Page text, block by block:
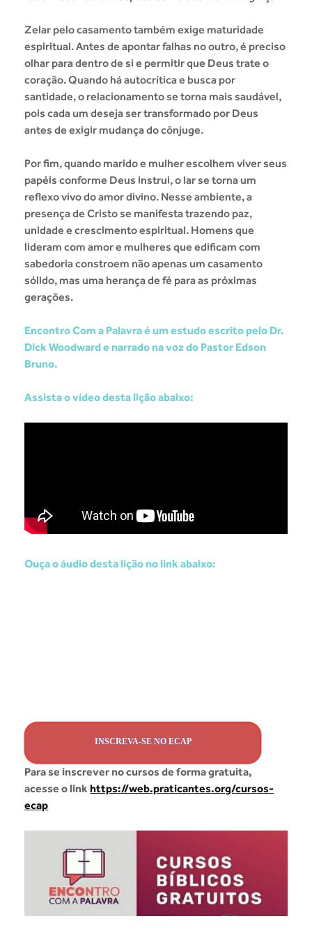
Zelar pelo casamento também exige maturidade
espiritual. Antes de apontar falhas no outro, é preciso
olhar para dentro de si e permitir que Deus trate o
coração. Quando há autocrítica e busca por
santidade, o relacionamento se torna mais saudável,
pois cada um deseja ser transformado por Deus
antes de exigir mudança do cônjuge.
Por fim, quando marido e mulher escolhem viver seus
papéis conforme Deus instrui, o lar se torna um
reflexo vivo do amor divino. Nesse ambiente, a
presença de Cristo se manifesta trazendo paz,
unidade e crescimento espiritual. Homens que
lideram com amor e mulheres que edificam com
sabedoria constroem não apenas um casamento
sólido, mas uma herança de fé para as próximas
gerações.
Encontro Com a Palavra é um estudo escrito pelo Dr.
Dick Woodward e narrado na voz do Pastor Edson
Bruno.
Assista o vídeo desta lição abaixo:
Ouça o áudio desta lição no link abaixo:
INSCREVA-SE NO ECAP
Para se inscrever no cursos de forma gratuita,
acesse o linkhttps://web.praticantes.org/cursos-
ecap